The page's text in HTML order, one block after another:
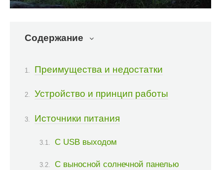
Содержание
Преимущества и недостатки
Устройство и принцип работы
Источники питания
С USB выходом
С выносной солнечной панелью